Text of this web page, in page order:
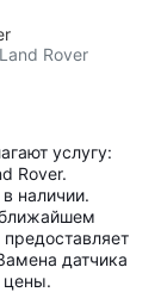
Rover
услугу:
Rover.
наличии.
датчика
цены.